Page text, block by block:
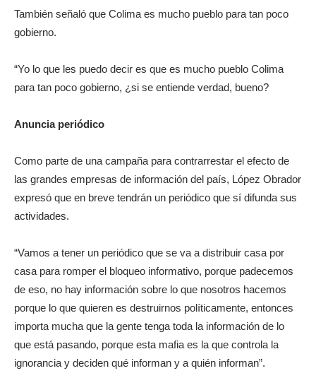
También señaló que Colima es mucho pueblo para tan poco
gobierno.
“Yo lo que les puedo decir es que es mucho pueblo Colima
para tan poco gobierno, ¿si se entiende verdad, bueno?
Anuncia periódico
Como parte de una campaña para contrarrestar el efecto de
las grandes empresas de información del país, López Obrador
expresó que en breve tendrán un periódico que sí difunda sus
actividades.
“Vamos a tener un periódico que se va a distribuir casa por
casa para romper el bloqueo informativo, porque padecemos
de eso, no hay información sobre lo que nosotros hacemos
porque lo que quieren es destruirnos políticamente, entonces
importa mucha que la gente tenga toda la información de lo
que está pasando, porque esta mafia es la que controla la
ignorancia y deciden qué informan y a quién informan”.